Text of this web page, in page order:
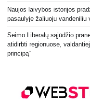
Naujos laivybos istorijos
pasaulyje žaliuoju vandeniliu
Seimo Liberalų sąjūdžio
atidirbti regionuose,
principą“